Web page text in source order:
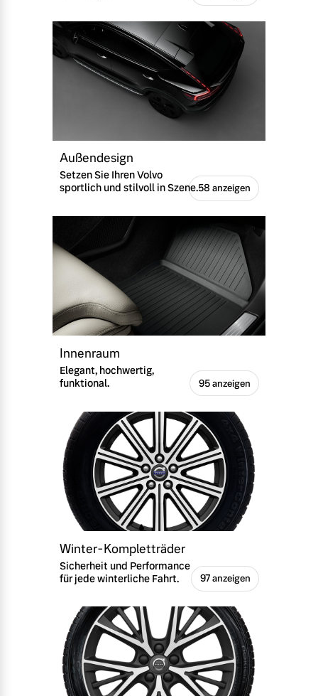
Außendesign
Setzen Sie Ihren Volvo
sportlich und stilvoll in Szene.58 anzeigen
Innenraum
Elegant, hochwertig,
funktional.
95 anzeigen
Winter-Kompletträder
Sicherheit und Performance
für jede winterliche Fahrt.
97 anzeigen